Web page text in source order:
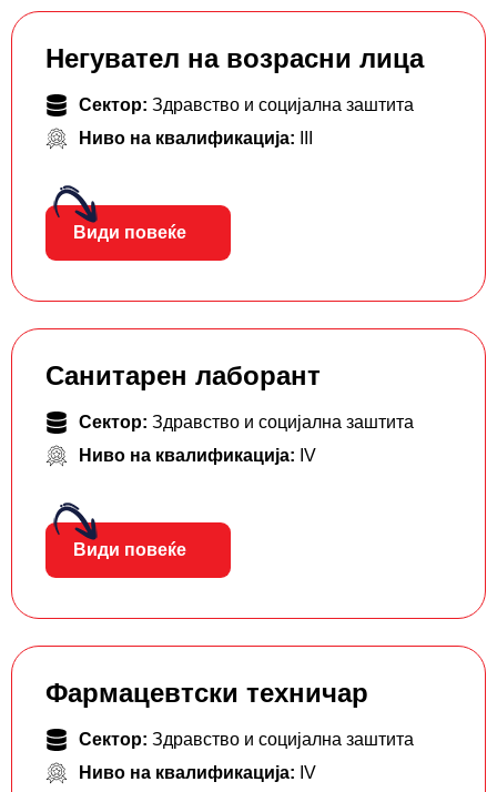
Негувател на возрасни лица
Сектор: Здравство и социјална заштита
Ниво на квалификација:
Види повеќе
Санитарен лаборант
Сектор: Здравство и социјална заштита
Ниво на квалификација: IV
Види повеќе
Фармацевтски тeхничар
Сектор: Здравство и социјална заштита
Ниво на квалификација: IV